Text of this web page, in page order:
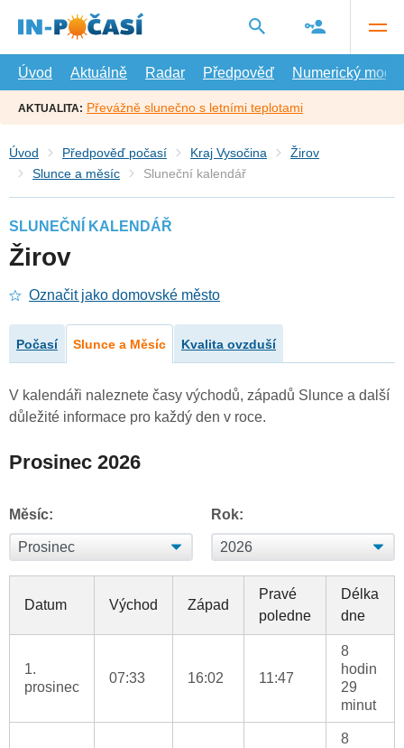
hlavní
Úvod
Aktuálně Radar Předpověď Numerický model
AKTUALITA: Převážně slunečno s letními teplotami
Úvod Předpověď počasí Kraj Vysočina
Žirov
Slunce a měsíc
Sluneční kalendář
SLUNEČNÍ KALENDÁŘ
Žirov
Označit jako domovské město
Počasí Slunce a Měsíc Kvalita ovzduší
V kalendáři naleznete časy východů, západů Slunce a další
důležité informace pro každý den v roce.
Prosinec 2026
Měsíc: Rok:
Datum Východ Západ
Pravé
poledne
Délka
dne
1.
prosinec
07:33 16:02 11:47
8
hodin
29
minut
8